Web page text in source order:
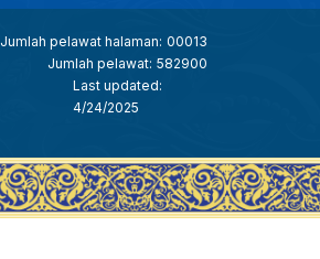
Jumlah pelawat halaman: 00013
Jumlah pelawat: 582900
Last updated:
4/24/2025